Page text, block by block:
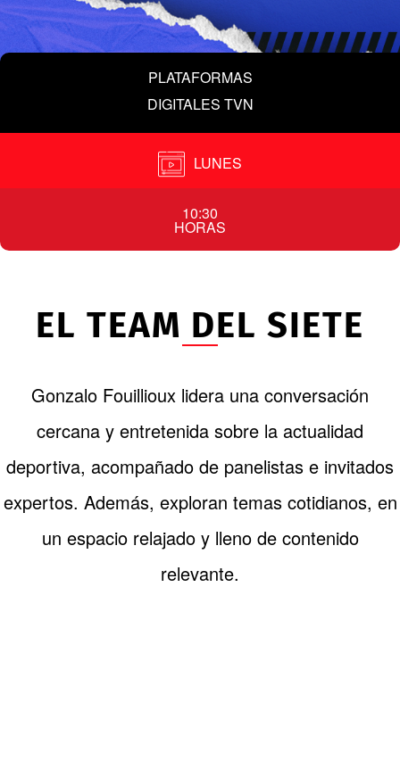
PLATAFORMAS
DIGITALES TVN
LUNES
10:30
HORAS
EL TEAM DEL SIETE
Gonzalo Fouillioux lidera una conversación
cercana y entretenida sobre la actualidad
deportiva, acompañado de panelistas e invitados
expertos. Además, exploran temas cotidianos, en
un espacio relajado y lleno de contenido
relevante.